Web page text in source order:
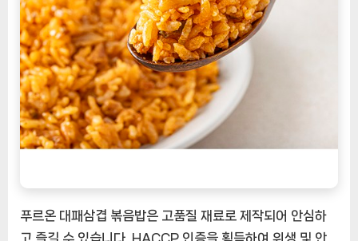
푸르온 대패삼겹 볶음밥은 고품질 재료로 제작되어 안심하
고 즐길 수 있습니다. HACCP 인증을 획득하여 위생 및 안